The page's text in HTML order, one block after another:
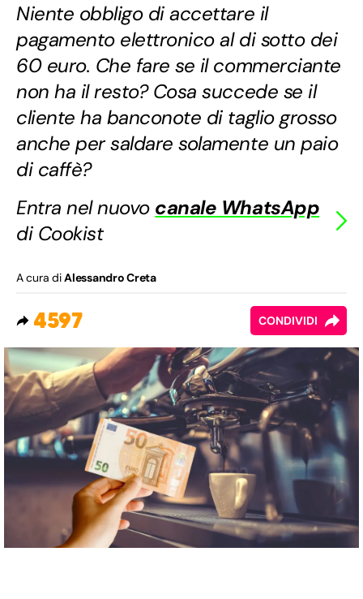
Niente obbligo di accettare il
pagamento elettronico al di sotto dei
60 euro. Che fare se il commerciante
non ha il resto? Cosa succede se il
cliente ha banconote di taglio grosso
anche per saldare solamente un paio
di caffè?
Entra nel nuovo canale WhatsApp
di Cookist
A cura diAlessandro Creta
4597 CONDIVIDI